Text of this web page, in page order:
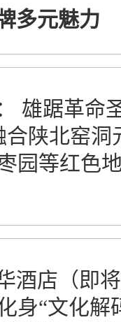
多元魅力
雄踞革命
合陕北窑
园等红色
酒店（即
身“文化